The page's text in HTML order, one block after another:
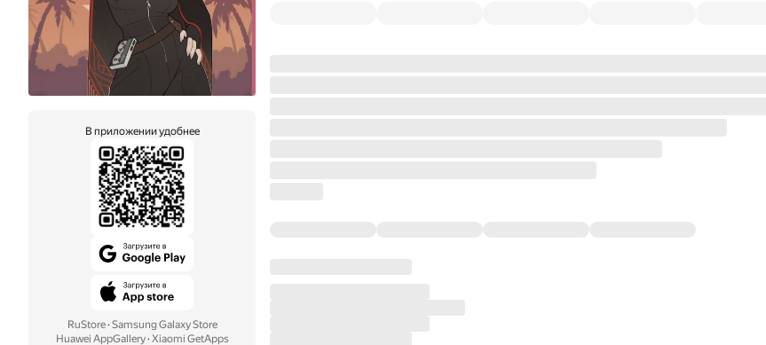
В приложении удобнее
RuStore· Samsung Galaxy Store
Huawei AppGallery· Xiaomi GetApps